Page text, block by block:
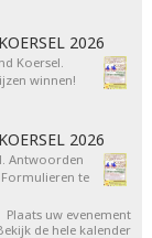
2026
Koersel.
winnen!
2026
Antwoorden
te
Plaats uw evenement
de hele kalender